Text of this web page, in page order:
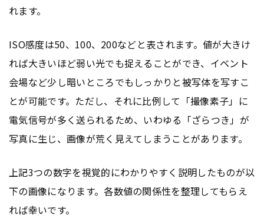
れます。
ISO感度は50、100、200などと表されます。値が大きけ
れば大きいほど弱い光でも捉えることができ、イベント
会場など少し暗いところでもしっかりと被写体を写すこ
とが可能です。ただし、それに比例して「撮像素子」に
電気信号が多く送られるため、いわゆる「ざらつき」が
写真に生じ、画像が荒く見えてしまうことがあります。
上記3つの数字を視覚的にわかりやすく説明したものが以
下の画像になります。各数値の関係性を整理してもらえ
れば幸いです。